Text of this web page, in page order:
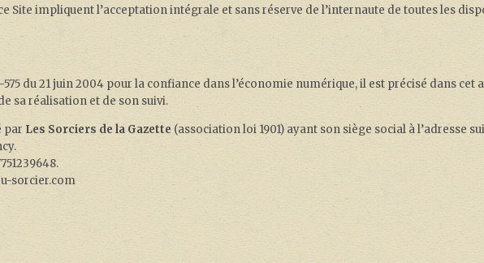
Site impliquent l’acceptation intégrale et sans réserve de l’internaute de toutes les
575 du 21 juin 2004 pour la confiance dans l’économie numérique, il est précisé dans cet
sa réalisation et de son suivi.
par Les Sorciers de la Gazette (association loi 1901) ayant son siège social à l’adresse
sorcier.com